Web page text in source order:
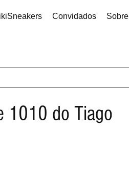
Convidados Sobre
1010 do Tiago